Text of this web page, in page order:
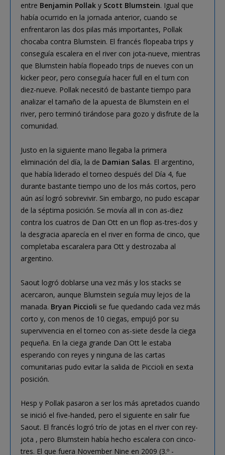
entre Benjamin Pollak y Scott Blumstein. Igual que
había ocurrido en la jornada anterior, cuando se
enfrentaron las dos pilas más importantes, Pollak
chocaba contra Blumstein. El francés flopeaba trips y
conseguía escalera en el river con jota-nueve, mientras
que Blumstein había flopeado trips de nueves con un
kicker peor, pero conseguía hacer full en el turn con
diez-nueve. Pollak necesitó de bastante tiempo para
analizar el tamaño de la apuesta de Blumstein en el
river, pero terminó tirándose para gozo y disfrute de la
comunidad.
Justo en la siguiente mano llegaba la primera
eliminación del día, la de Damian Salas. El argentino,
que había liderado el torneo después del Día 4, fue
durante bastante tiempo uno de los más cortos, pero
aún así logró sobrevivir. Sin embargo, no pudo escapar
de la séptima posición. Se movía all in con as-diez
contra los cuatros de Dan Ott en un flop as-tres-dos y
la desgracia aparecía en el river en forma de cinco, que
completaba escaralera para Ott y destrozaba al
argentino.
Saout logró doblarse una vez más y los stacks se
acercaron, aunque Blumstein seguía muy lejos de la
manada. Bryan Piccioli se fue quedando cada vez más
corto y, con menos de 10 ciegas, empujó por su
supervivencia en el torneo con as-siete desde la ciega
pequeña. En la ciega grande Dan Ott le estaba
esperando con reyes y ninguna de las cartas
comunitarias pudo evitar la salida de Piccioli en sexta
posición.
Hesp y Pollak pasaron a ser los más apretados cuando
se inició el five-handed, pero el siguiente en salir fue
Saout. El francés logró trío de jotas en el river con rey-
jota , pero Blumstein había hecho escalera con cinco-
tres. El que fuera November Nine en 2009 (3.º -